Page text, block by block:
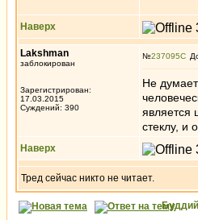
Наверх
Lakshman
заблокирован
Зарегистрирован:
17.03.2015
Суждений: 390
№237095
Не
является
стеклу, и
Наверх
Тред сейчас никто не читает.